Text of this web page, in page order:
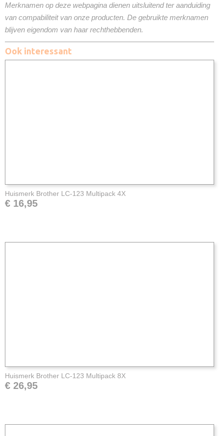
Merknamen op deze webpagina dienen uitsluitend ter aanduiding
van compabiliteit van onze producten. De gebruikte merknamen
blijven eigendom van haar rechthebbenden.
Ook interessant
Huismerk Brother LC-123 Multipack 4X
€ 16,95
Huismerk Brother LC-123 Multipack 8X
€ 26,95